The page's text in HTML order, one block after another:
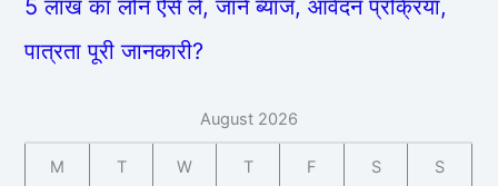
5 लाख का लोन ऐसे ले, जाने ब्याज, आवेदन प्रक्रिया,
पात्रता पूरी जानकारी?
August 2026
M T W T F S S